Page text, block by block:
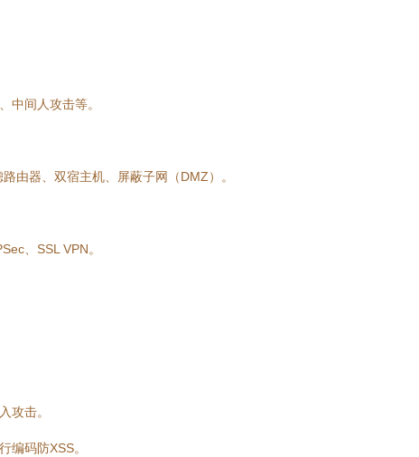
中间人攻击等。
由器、双宿主机、屏蔽子网（DMZ）。
、SSL VPN。
攻击。
编码防XSS。